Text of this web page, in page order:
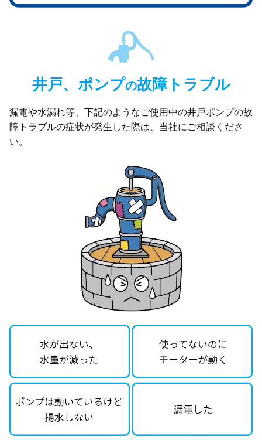
井戸、ポンプの故障トラブル
漏電や水漏れ等、下記のようなご使用中の井戸ポンプの故
障トラブルの症状が発生した際は、 当社にご相談くださ
い。